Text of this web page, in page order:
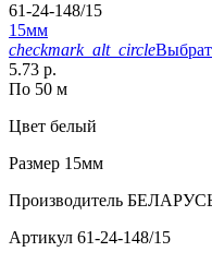
61-24-148/15
15мм
checkmark_alt_circle
5.73 р.
По 50 м
Цвет белый
Размер 15мм
Производитель
Артикул 61-24-148/15